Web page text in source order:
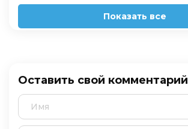
Показать все
Оставить свой комментарий